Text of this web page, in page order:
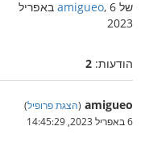
של amigueo , 6 באפריל
2023
הודעות: 2
amigueo
(הצגת פרופיל)
6 באפריל 2023, 14:45:29